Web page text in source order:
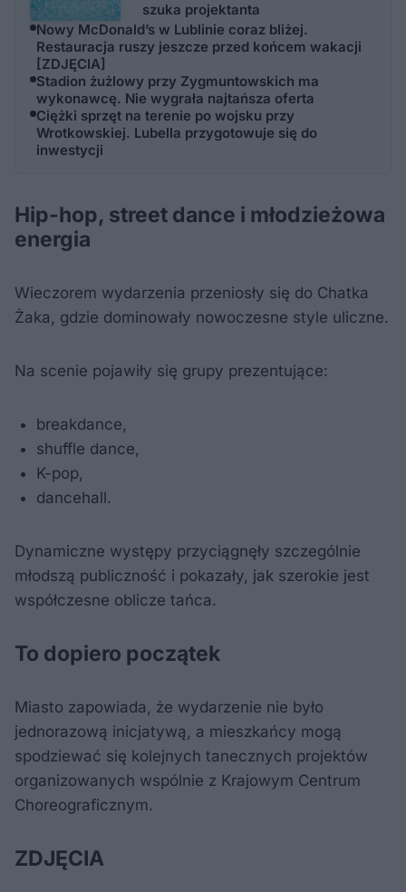
szuka projektanta
Nowy McDonald’s w Lublinie coraz bliżej.
Restauracja ruszy jeszcze przed końcem wakacji
[ZDJĘCIA]
Stadion żużlowy przy Zygmuntowskich ma
wykonawcę. Nie wygrała najtańsza oferta
Ciężki sprzęt na terenie po wojsku przy
Wrotkowskiej. Lubella przygotowuje się do
inwestycji
Hip-hop, street dance i młodzieżowa
energia
Wieczorem wydarzenia przeniosły się do Chatka
Żaka, gdzie dominowały nowoczesne style uliczne.
Na scenie pojawiły się grupy prezentujące:
breakdance,
shuffle dance,
K-pop,
dancehall.
Dynamiczne występy przyciągnęły szczególnie
młodszą publiczność i pokazały, jak szerokie jest
współczesne oblicze tańca.
To dopiero początek
Miasto zapowiada, że wydarzenie nie było
jednorazową inicjatywą, a mieszkańcy mogą
spodziewać się kolejnych tanecznych projektów
organizowanych wspólnie z Krajowym Centrum
Choreograficznym.
ZDJĘCIA